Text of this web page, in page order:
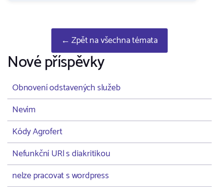
← Zpět na všechna témata
Nové příspěvky
Obnovení odstavených služeb
Nevím
Kódy Agrofert
Nefunkční URl s diakritikou
nelze pracovat s wordpress